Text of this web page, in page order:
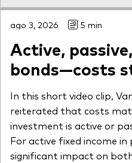
ago 3, 2026 5 min
Active,
bonds—costs
In this short video clip,
reiterated that costs
investment is active or
For active fixed income
significant impact on